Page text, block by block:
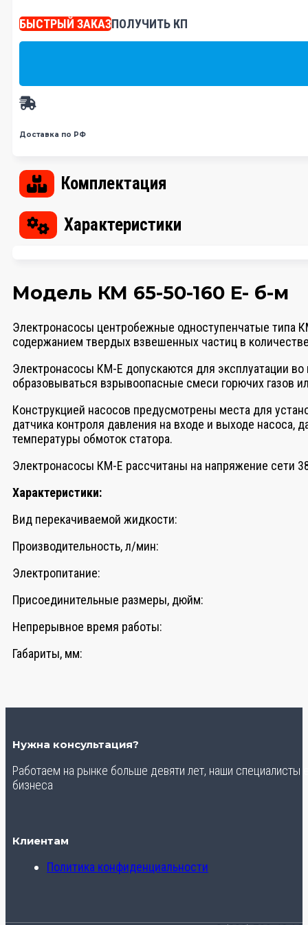
БЫСТРЫЙ ЗАКАЗПОЛУЧИТЬ КП
Доставка по РФ
Комплектация
Характеристики
Модель КМ 65-50-160 E- б-м
Электронасосы центробежные одноступенчатые типа
содержанием твердых взвешенных частиц в
Электронасосы КМ-Е допускаются для эксплуатации
образовываться взрывоопасные смеси горючих газов
Конструкцией насосов предусмотрены места для
датчика контроля давления на входе и выходе насоса,
температуры обмоток статора.
Электронасосы КМ-Е рассчитаны на напряжение сети
Характеристики:
Вид перекачиваемой жидкости:
Производительность, л/мин:
Электропитание:
Присоединительные размеры, дюйм:
Непрерывное время работы:
Габариты, мм:
Нужна консультация?
Работаем на рынке больше девяти лет, наши
бизнеса
Клиентам
Политика конфиденциальности